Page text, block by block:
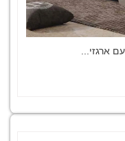
ארגזי...